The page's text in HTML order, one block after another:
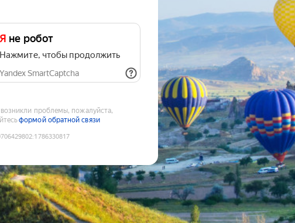
Я не робот
Нажмите, чтобы продолжить
Yandex SmartCaptcha
возникли проблемы, пожалуйста,
формой обратной связи
:1786330817